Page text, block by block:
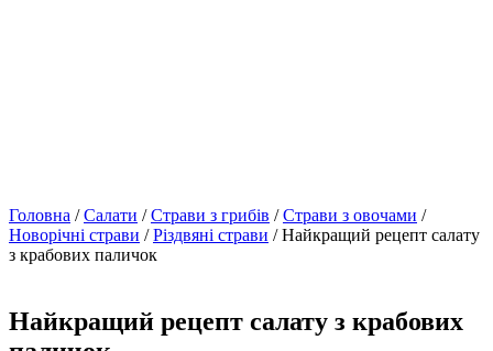
Головна /Салати /Страви з грибів /Страви з овочами /
Новорічні страви /Різдвяні страви / Найкращий рецепт салату
з крабових паличок
Найкращий рецепт салату з крабових